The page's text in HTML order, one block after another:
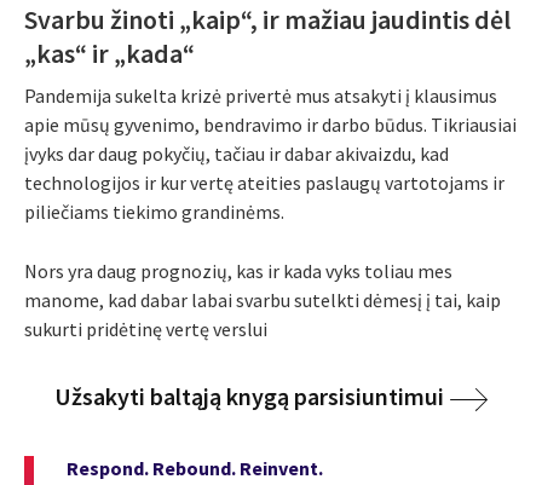
Svarbu žinoti „kaip“, ir mažiau jaudintis dėl
„kas“ ir „kada“
Pandemija sukelta krizė privertė mus atsakyti į klausimus
apie mūsų gyvenimo, bendravimo ir darbo būdus. Tikriausiai
įvyks dar daug pokyčių, tačiau ir dabar akivaizdu, kad
technologijos ir kur vertę ateities paslaugų vartotojams ir
piliečiams tiekimo grandinėms.
Nors yra daug prognozių, kas ir kada vyks toliau mes
manome, kad dabar labai svarbu sutelkti dėmesį į tai, kaip
sukurti pridėtinę vertę verslui
Užsakyti baltąją knygą parsisiuntimui
Respond. Rebound. Reinvent.